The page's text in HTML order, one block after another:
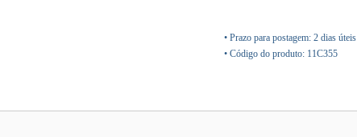
• Prazo para postagem: 2 dias úteis
• Código do produto: 11C355